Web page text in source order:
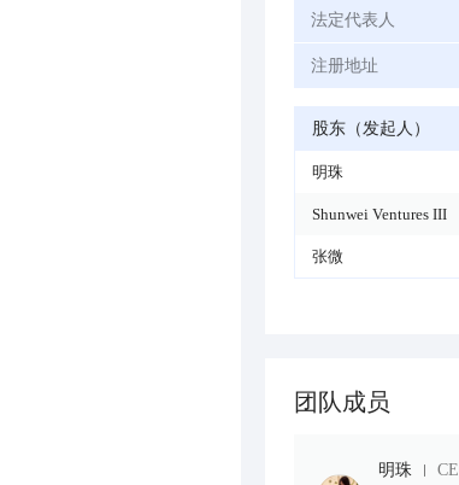
法定代表人
注册地址
股东（发起人）
明珠
Shunwei Ventures III
张微
团队成员
明珠